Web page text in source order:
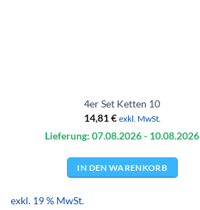
4er Set Ketten 10
14,81€ exkl. MwSt.
Lieferung: 07.08.2026- 10.08.2026
IN DEN WARENKORB
exkl. 19 % MwSt.